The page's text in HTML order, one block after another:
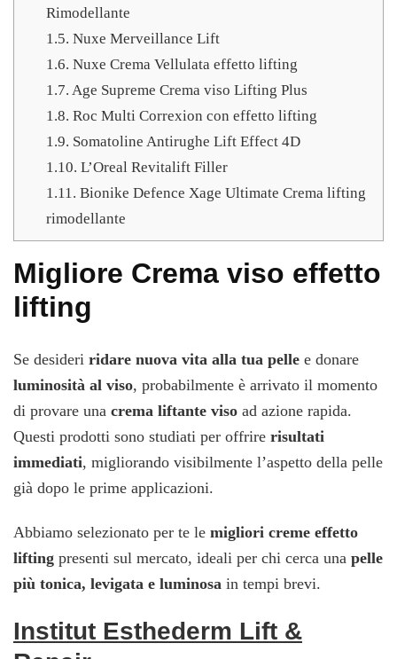
Rimodellante
1.5. Nuxe Merveillance Lift
1.6. Nuxe Crema Vellulata effetto lifting
1.7. Age Supreme Crema viso Lifting Plus
1.8. Roc Multi Correxion con effetto lifting
1.9. Somatoline Antirughe Lift Effect 4D
1.10. L’Oreal Revitalift Filler
1.11. Bionike Defence Xage Ultimate Crema lifting
rimodellante
Migliore Crema viso effetto
lifting
Se desideri ridare nuova vita alla tua pelle e donare
luminosità al viso, probabilmente è arrivato il momento
di provare una crema liftante viso ad azione rapida.
Questi prodotti sono studiati per offrire risultati
immediati, migliorando visibilmente l’aspetto della pelle
già dopo le prime applicazioni.
Abbiamo selezionato per te le migliori creme effetto
lifting presenti sul mercato, ideali per chi cerca una pelle
più tonica, levigata e luminosa in tempi brevi.
Institut Esthederm Lift &